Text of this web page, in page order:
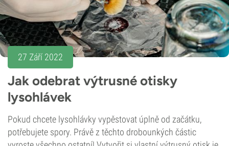
27 Září 2022
Jak odebrat výtrusné otisky
lysohlávek
Pokud chcete lysohlávky vypěstovat úplně od začátku,
potřebujete spory. Právě z těchto drobounkých částic